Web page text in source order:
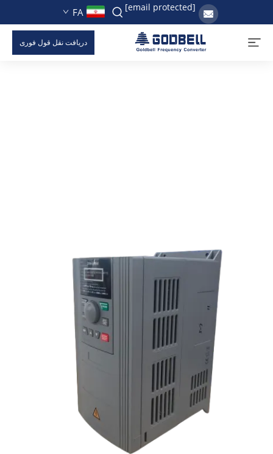
[email protected]
FA
دریافت نقل قول فوری